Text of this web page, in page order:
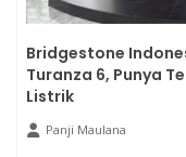
Bridgestone
Turanza 6, Punya
Listrik
Panji Maulana